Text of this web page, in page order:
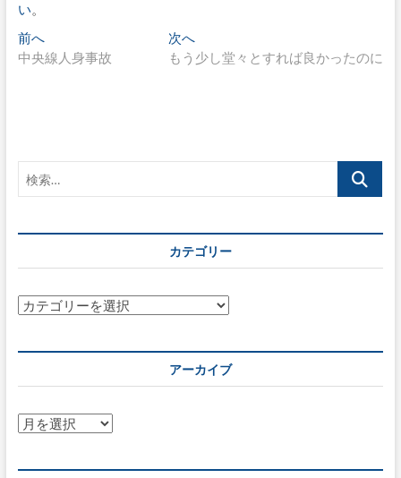
い。
投
稿
ゲ
ー
ョ
ン
前へ過
去
中央線人身事故
次へ
の
もう少し堂々とすれば良かったのに
カテゴリー
カ
ー
アーカイブ
ア